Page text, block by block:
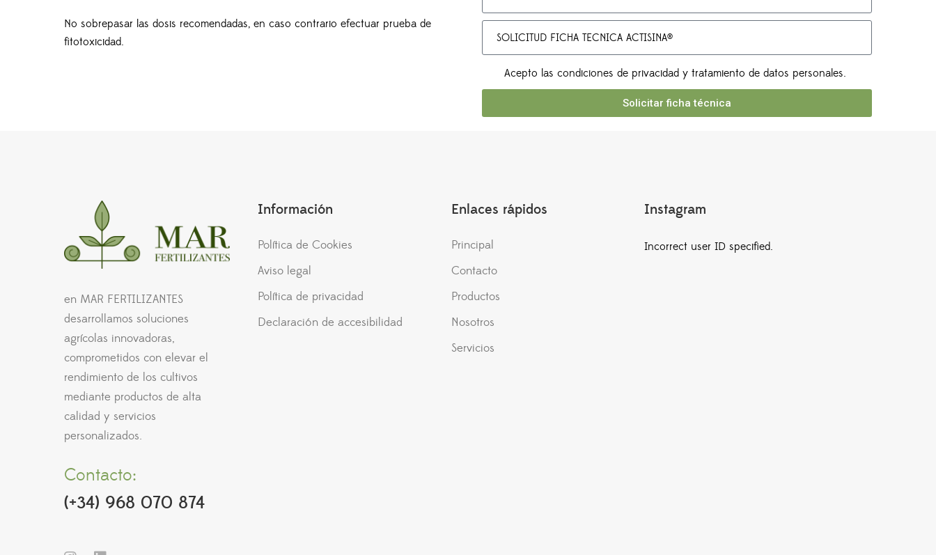
No sobrepasar las dosis recomendadas, en caso contrario efectuar prueba de
fitotoxicidad.
Acepto las condiciones de privacidad y tratamiento de datos personales.
Solicitar ficha técnica
en MAR FERTILIZANTES
desarrollamos soluciones
agrícolas innovadoras,
comprometidos con elevar el
rendimiento de los cultivos
mediante productos de alta
calidad y servicios
personalizados.
Contacto:
(+34) 968 070 874
Información
Política de Cookies
Aviso legal
Política de privacidad
Declaración de accesibilidad
Enlaces rápidos
Principal
Contacto
Productos
Nosotros
Servicios
Instagram
Incorrect user ID specified.